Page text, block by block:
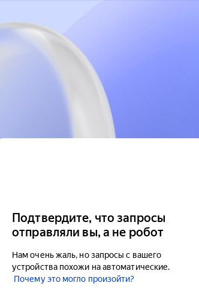
Подтвердите, что запросы
отправляли вы, а не робот
Нам очень жаль, но запросы с вашего
устройства похожи на автоматические.
Почему это могло произойти?